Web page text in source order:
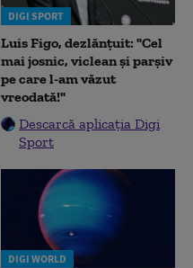
DIGI SPORT
Luis Figo, dezlănțuit: "Cel
mai josnic, viclean și parșiv
pe care l-am văzut
vreodată!"
Descarcă aplicația Digi
Sport
DIGI WORLD